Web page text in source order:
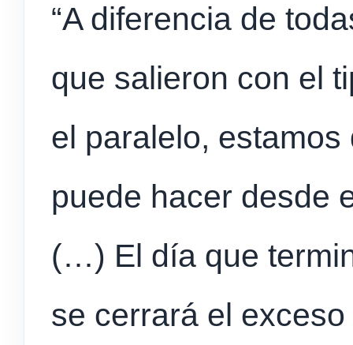
“A diferencia de
que salieron con el
el paralelo,
puede hacer desde
(…) El día que
se cerrará el